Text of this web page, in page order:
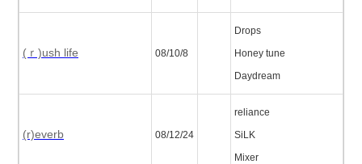
(ｒ)ush life 08/10/8
Drops
Honey tune
Daydream
(r)everb 08/12/24
reliance
SiLK
Mixer